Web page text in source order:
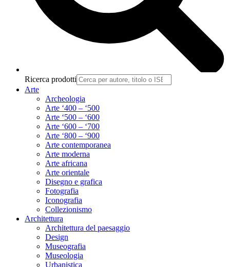
Ricerca prodotti
Arte
Archeologia
Arte ‘400 – ‘500
Arte ‘500 – ‘600
Arte ‘600 – ‘700
Arte ‘800 – ‘900
Arte contemporanea
Arte moderna
Arte africana
Arte orientale
Disegno e grafica
Fotografia
Iconografia
Collezionismo
Architettura
Architettura del paesaggio
Design
Museografia
Museologia
Urbanistica